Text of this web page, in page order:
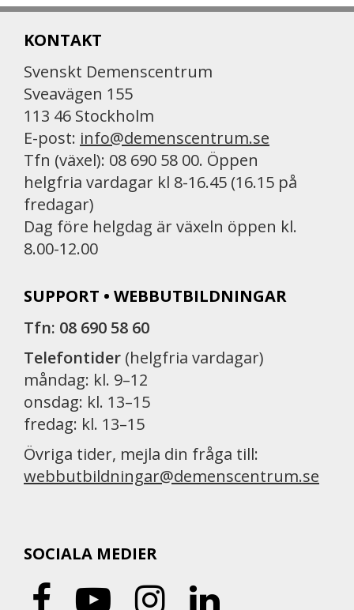
KONTAKT
Svenskt Demenscentrum
Sveavägen 155
113 46 Stockholm
E-post: info@demenscentrum.se
Tfn (växel): 08 690 58 00. Öppen
helgfria vardagar kl 8-16.45 (16.15 på
fredagar)
Dag före helgdag är växeln öppen kl.
8.00-12.00
SUPPORT • WEBBUTBILDNINGAR
Tfn: 08 690 58 60
Telefontider (helgfria vardagar)
måndag: kl. 9–12
onsdag: kl. 13–15
fredag: kl. 13–15
Övriga tider, mejla din fråga till:
webbutbildningar@demenscentrum.se
SOCIALA MEDIER